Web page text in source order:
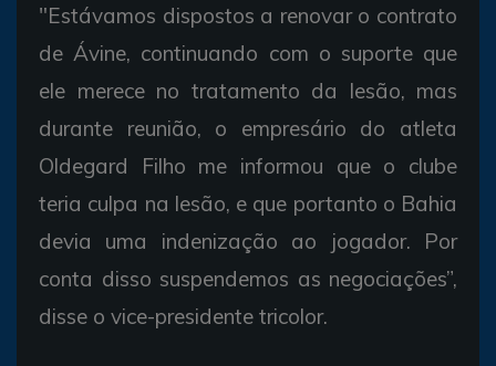
"Estávamos dispostos a renovar o contrato
de Ávine, continuando com o suporte que
ele merece no tratamento da lesão, mas
durante reunião, o empresário do atleta
Oldegard Filho me informou que o clube
teria culpa na lesão, e que portanto o Bahia
devia uma indenização ao jogador. Por
conta disso suspendemos as negociações”,
disse o vice-presidente tricolor.